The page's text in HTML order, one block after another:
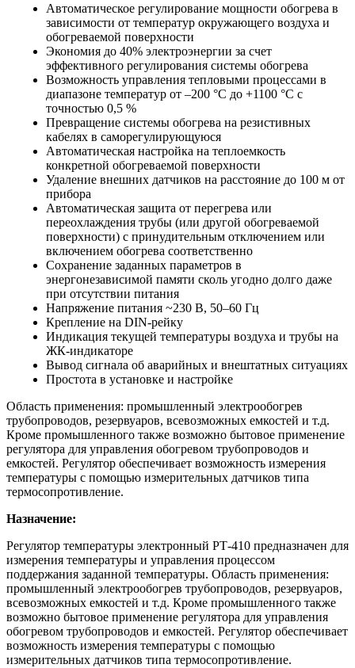
Автоматическое регулирование мощности обогрева в
зависимости от температур окружающего воздуха и
обогреваемой поверхности
Экономия до 40% электроэнергии за счет
эффективного регулирования системы обогрева
Возможность управления тепловыми процессами в
диапазоне температур от –200 °С до +1100 °С с
точностью 0,5 %
Превращение системы обогрева на резистивных
кабелях в саморегулирующуюся
Автоматическая настройка на теплоемкость
конкретной обогреваемой поверхности
Удаление внешних датчиков на расстояние до 100 м от
прибора
Автоматическая защита от перегрева или
переохлаждения трубы (или другой обогреваемой
поверхности) с принудительным отключением или
включением обогрева соответственно
Сохранение заданных параметров в
энергонезависимой памяти сколь угодно долго даже
при отсутствии питания
Напряжение питания ~230 В, 50–60 Гц
Крепление на DIN-рейку
Индикация текущей температуры воздуха и трубы на
ЖК-индикаторе
Вывод сигнала об аварийных и внештатных ситуациях
Простота в установке и настройке
Область применения: промышленный электрообогрев
трубопроводов, резервуаров, всевозможных емкостей и т.д.
Кроме промышленного также возможно бытовое применение
регулятора для управления обогревом трубопроводов и
емкостей. Регулятор обеспечивает возможность измерения
температуры с помощью измерительных датчиков типа
термосопротивление.
Назначение:
Регулятор температуры электронный РТ-410 предназначен для
измерения температуры и управления процессом
поддержания заданной температуры. Область применения:
промышленный электрообогрев трубопроводов, резервуаров,
всевозможных емкостей и т.д. Кроме промышленного также
возможно бытовое применение регулятора для управления
обогревом трубопроводов и емкостей. Регулятор обеспечивает
возможность измерения температуры с помощью
измерительных датчиков типа термосопротивление.